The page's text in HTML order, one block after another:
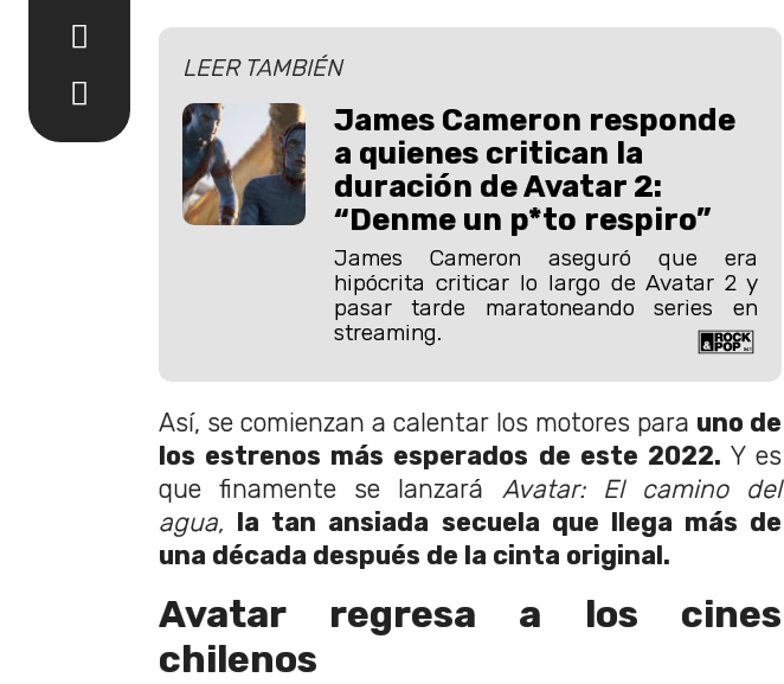
LEER TAMBIÉN
James Cameron responde
a quienes critican la
duración de Avatar 2:
“Denme un p*to respiro”
James Cameron aseguró que era
hipócrita criticar lo largo de Avatar 2 y
pasar tarde maratoneando series en
streaming.
Así, se comienzan a calentar los motores para uno de
los estrenos más esperados de este 2022. Y es
que finamente se lanzará Avatar: El camino del
agua, la tan ansiada secuela que llega más de
una década después de la cinta original.
Avatar regresa a los cines
chilenos